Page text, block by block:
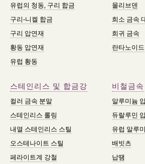
유럽의 청동, 구리 합금
구리-니켈 합금
구리 압연재
황동 압연재
유럽 황동
몰리브덴
희소 금속
희귀 금속
란타노이드
스테인리스 및 합금강
컬러 금속 분말
스테인리스 롤링
내열 스테인리스 스틸
오스테나이트 스틸
페라이트계 강철
비철금속
알루미늄
듀랄루민
유럽 알루
배빗츠
납땜